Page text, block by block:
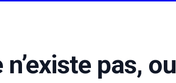
pas, ou